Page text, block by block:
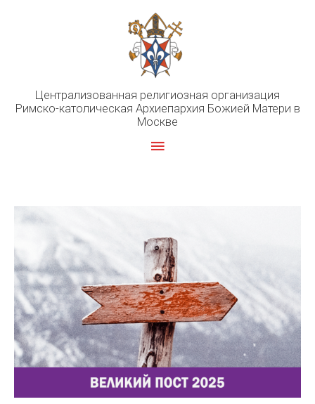
Централизованная религиозная организация
Римско-католическая Архиепархия Божией Матери в
Москве
Главное